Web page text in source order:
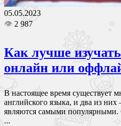
05.05.2023
👁 2 987
Как лучше
онлайн или
В настоящее время существует
английского языка, и два из
являются самыми популярными.
...